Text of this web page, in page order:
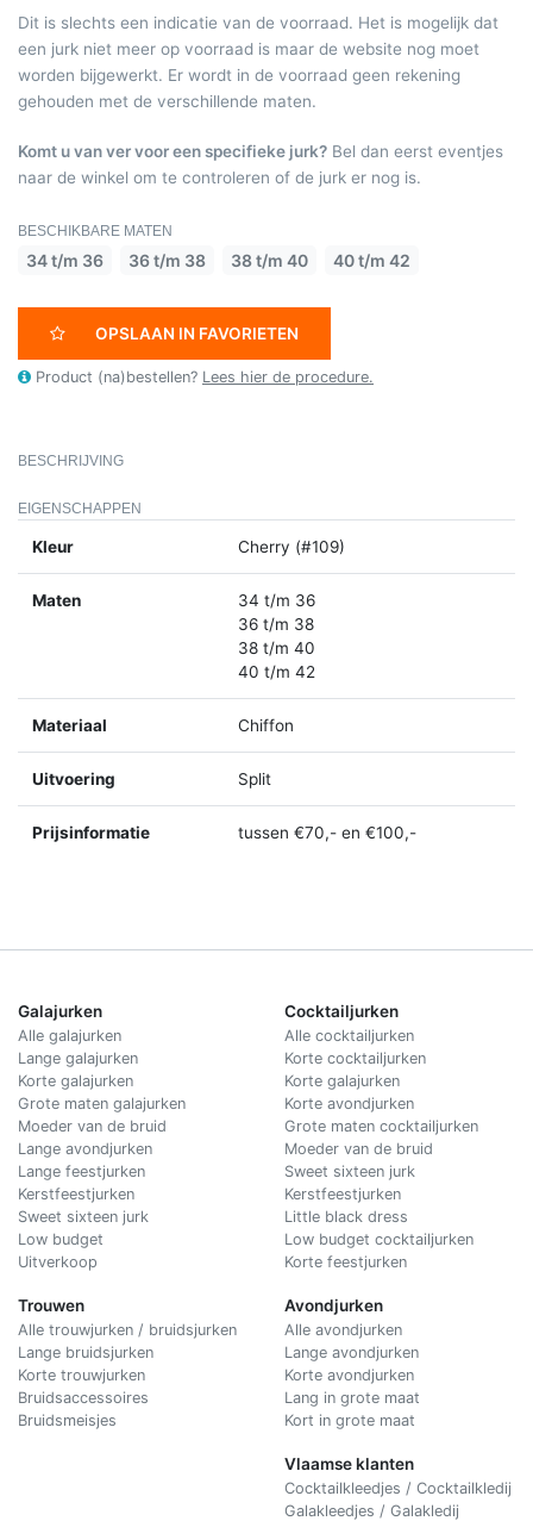
Dit is slechts een indicatie van de voorraad. Het is mogelijk dat
een jurk niet meer op voorraad is maar de website nog moet
worden bijgewerkt. Er wordt in de voorraad geen rekening
gehouden met de verschillende maten.
Komt u van ver voor een specifieke jurk? Bel dan eerst eventjes
naar de winkel om te controleren of de jurk er nog is.
BESCHIKBARE MATEN
34 t/m 36 36 t/m 38 38 t/m 40 40 t/m 42
OPSLAAN IN FAVORIETEN
Product (na)bestellen? Lees hier de procedure.
BESCHRIJVING
EIGENSCHAPPEN
Kleur Cherry (#109)
Maten
34 t/m 36
36 t/m 38
38 t/m 40
40 t/m 42
Materiaal Chiffon
Uitvoering Split
Prijsinformatie tussen €70,- en €100,-
Galajurken
Alle galajurken
Lange galajurken
Korte galajurken
Grote maten galajurken
Moeder van de bruid
Lange avondjurken
Lange feestjurken
Kerstfeestjurken
Sweet sixteen jurk
Low budget
Uitverkoop
Trouwen
Alle trouwjurken / bruidsjurken
Lange bruidsjurken
Korte trouwjurken
Bruidsaccessoires
Bruidsmeisjes
Cocktailjurken
Alle cocktailjurken
Korte cocktailjurken
Korte galajurken
Korte avondjurken
Grote maten cocktailjurken
Moeder van de bruid
Sweet sixteen jurk
Kerstfeestjurken
Little black dress
Low budget cocktailjurken
Korte feestjurken
Avondjurken
Alle avondjurken
Lange avondjurken
Korte avondjurken
Lang in grote maat
Kort in grote maat
Vlaamse klanten
Cocktailkleedjes / Cocktailkledij
Galakleedjes / Galakledij